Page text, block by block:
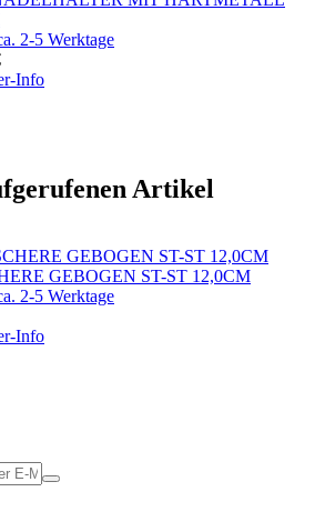
2-5 Werktage
Info
Artikel
GEBOGEN ST-ST 12,0CM
2-5 Werktage
Info